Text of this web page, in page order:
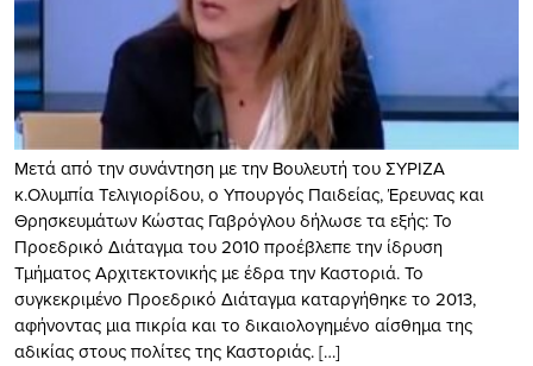
Μετά από την συνάντηση με την Βουλευτή του ΣΥΡΙΖΑ
κ.Ολυμπία Τελιγιορίδου, ο Υπουργός Παιδείας, Έρευνας και
Θρησκευμάτων Κώστας Γαβρόγλου δήλωσε τα εξής: Το
Προεδρικό Διάταγμα του 2010 προέβλεπε την ίδρυση
Τμήματος Αρχιτεκτονικής με έδρα την Καστοριά. Το
συγκεκριμένο Προεδρικό Διάταγμα καταργήθηκε το 2013,
αφήνοντας μια πικρία και το δικαιολογημένο αίσθημα της
αδικίας στους πολίτες της Καστοριάς. […]